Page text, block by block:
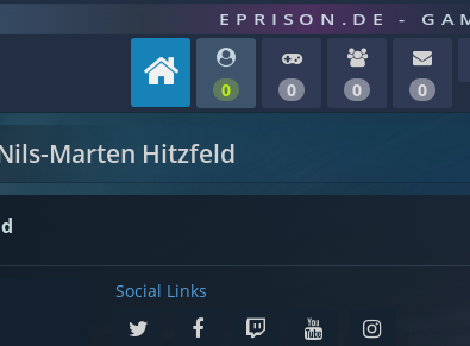
EPRISON.DE -
0 0 0 0
Marten Hitzfeld
Social Links